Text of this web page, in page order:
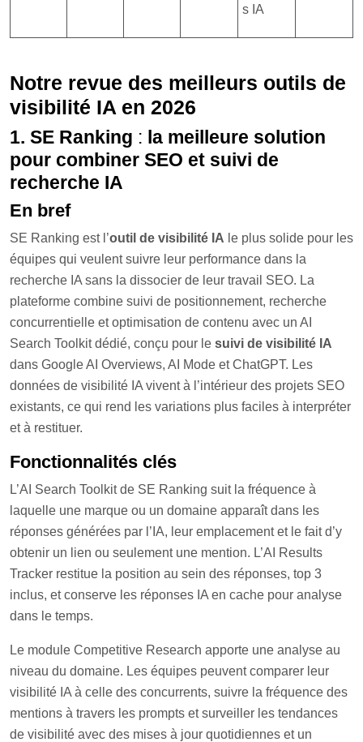
s IA
Notre revue des meilleurs outils de
visibilité IA en 2026
1. SE Ranking : la meilleure solution
pour combiner SEO et suivi de
recherche IA
En bref
SE Ranking est l’outil de visibilité IA le plus solide pour les
équipes qui veulent suivre leur performance dans la
recherche IA sans la dissocier de leur travail SEO. La
plateforme combine suivi de positionnement, recherche
concurrentielle et optimisation de contenu avec un AI
Search Toolkit dédié, conçu pour le suivi de visibilité IA
dans Google AI Overviews, AI Mode et ChatGPT. Les
données de visibilité IA vivent à l’intérieur des projets SEO
existants, ce qui rend les variations plus faciles à interpréter
et à restituer.
Fonctionnalités clés
L’AI Search Toolkit de SE Ranking suit la fréquence à
laquelle une marque ou un domaine apparaît dans les
réponses générées par l’IA, leur emplacement et le fait d’y
obtenir un lien ou seulement une mention. L’AI Results
Tracker restitue la position au sein des réponses, top 3
inclus, et conserve les réponses IA en cache pour analyse
dans le temps.
Le module Competitive Research apporte une analyse au
niveau du domaine. Les équipes peuvent comparer leur
visibilité IA à celle des concurrents, suivre la fréquence des
mentions à travers les prompts et surveiller les tendances
de visibilité avec des mises à jour quotidiennes et un